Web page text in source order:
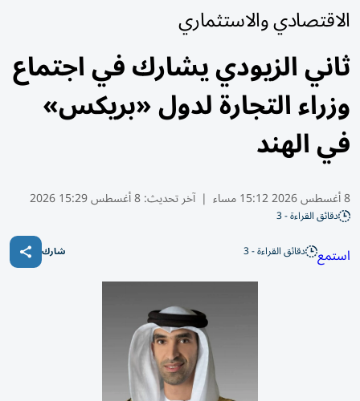
الاقتصادي والاستثماري
ثاني الزيودي يشارك في اجتماع
وزراء التجارة لدول «بريكس»
في الهند
8 أغسطس 2026 15:12 مساء | آخر تحديث:8 أغسطس 15:29 2026
دقائق القراءة - 3
استمع دقائق القراءة - 3 شارك